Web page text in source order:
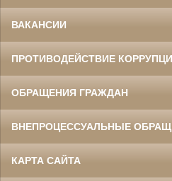
ВАКАНСИИ
ПРОТИВОДЕЙСТВИЕ
ОБРАЩЕНИЯ ГРАЖДАН
ВНЕПРОЦЕССУАЛЬНЫЕ
КАРТА САЙТА